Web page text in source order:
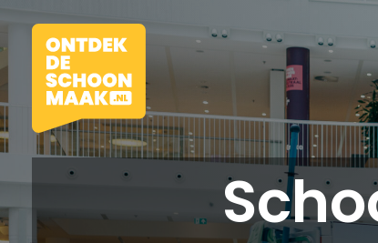
Vacatures